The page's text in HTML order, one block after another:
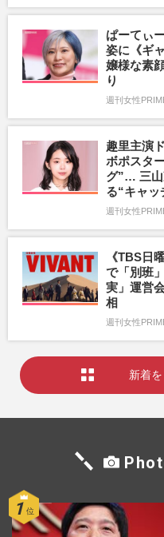
ぱーてぃ
姿に《ギ
嬢様な素
り
週刊女性
趣里主演
ボポスタ
グ”… 三山
る“キャッ
週刊女性
《TBS日
で「別班
実」運営
相
週刊女性
新着